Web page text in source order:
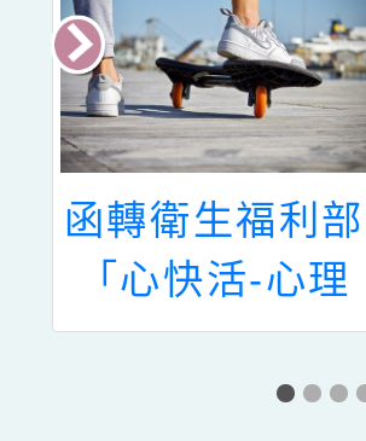
函轉衛生福利部
「心快活-心理
健康學習平台」
112年度推廣活